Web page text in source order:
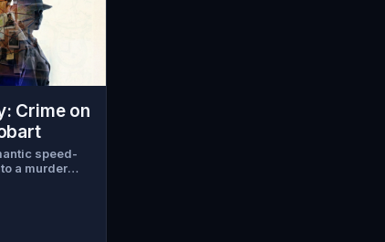
Crime on
speed-
a murder
tears
the killer